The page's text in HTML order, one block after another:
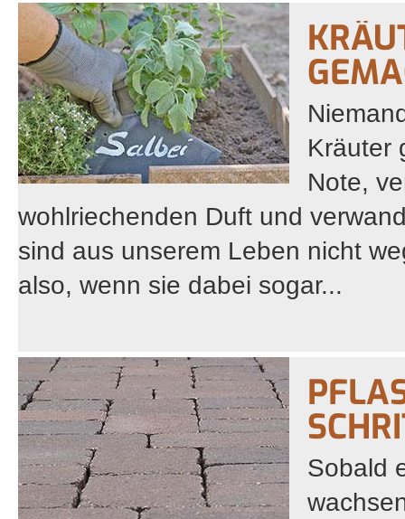
Kräuter
Note,
wohlriechenden Duft und
sind aus unserem Leben nicht
also, wenn sie dabei sogar...
Sobald